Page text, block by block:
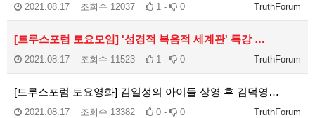
TruthForum
2021.08.17 조회수 12037 1 - 0
[트루스포럼 토요모임] '성경적 복음적 세계관' 특강 …
TruthForum
2021.08.17 조회수 11523 1 - 0
[트루스포럼 토요영화] 김일성의 아이들 상영 후 김덕영…
TruthForum
2021.08.17 조회수 13382 0 - 0